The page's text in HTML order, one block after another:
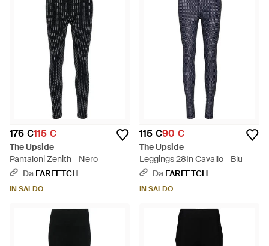
176 €115 €
The Upside
Pantaloni Zenith - Nero
Da FARFETCH
IN SALDO
115 €90 €
The Upside
Leggings 28In Cavallo - Blu
Da FARFETCH
IN SALDO